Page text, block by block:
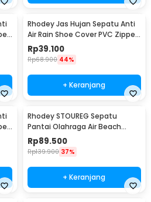
Rhodey Jas Hujan Sepatu Anti
Air Rain Shoe Cover PVC Zipper
Reflector M - H-212
Rp39.100
Rp68.900 44%
+ Keranjang
Rhodey STOUREG Sepatu
Pantai Olahraga Air Beach
Shoes 42 - 6688
Rp89.500
Rp139.900 37%
+ Keranjang